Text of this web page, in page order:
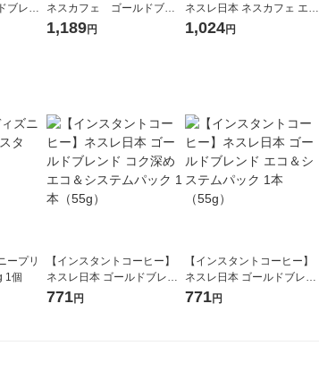
ブレン
ック 1
ネスカフェ ゴールドブレ
ンドカフェインレスエコ＆
1,189円
ネスレ日本 ネスカフェ エク
セラ 詰替え用 1袋（100g）
1,024円
ープリ
1個
【インスタントコーヒー】
ネスレ日本 ゴールドブレン
ド コク深め エコ＆システム
771円
【インスタントコーヒー】
ネスレ日本 ゴールドブレン
ド エコ＆システムパック 1
771円